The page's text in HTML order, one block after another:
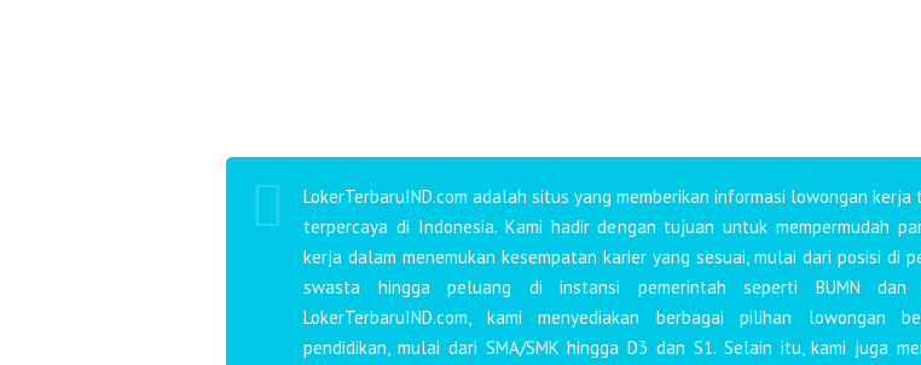
LokerTerbaruIND.com adalah situs yang memberikan informasi lowongan kerja
terpercaya di Indonesia. Kami hadir dengan tujuan untuk mempermudah
kerja dalam menemukan kesempatan karier yang sesuai, mulai dari posisi di
swasta hingga peluang di instansi pemerintah seperti BUMN dan
LokerTerbaruIND.com, kami menyediakan berbagai pilihan lowongan
pendidikan, mulai dari SMA/SMK hingga D3 dan S1. Selain itu, kami juga